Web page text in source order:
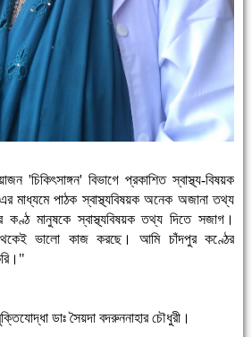
'চিকিৎসাঙ্গন' বিভাগে প্রকাশিত স্বাস্থ্য-বিষয়ক
মাধ্যমে পাঠক স্বাস্থ্যবিষয়ক অনেক অজানা তথ্য
কণ্ঠ মানুষকে স্বাস্থ্যবিষয়ক তথ্য দিতে সজাগ।
ভালো কাজ করছে। আমি চাঁদপুর কণ্ঠের
ডাঃ সৈয়দা বদরুননাহার চৌধুরী।